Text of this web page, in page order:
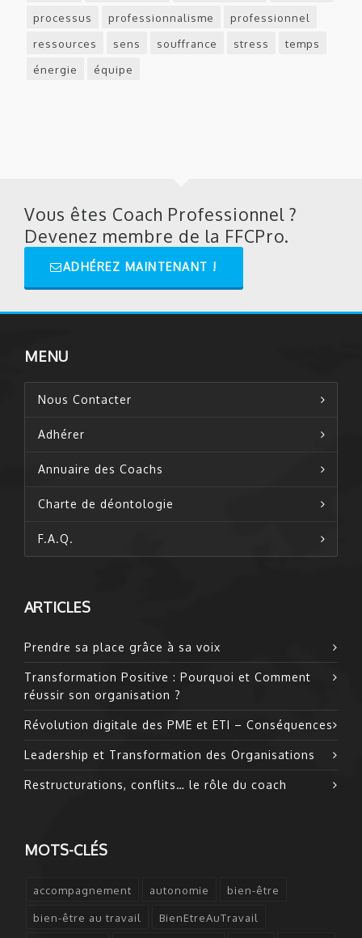
processus
professionnalisme
professionnel
ressources
sens souffrance stress
temps
énergie
équipe
Vous êtes Coach Professionnel ?
Devenez membre de la FFCPro.
ADHÉREZ MAINTENANT !
MENU
Nous Contacter
Adhérer
Annuaire des Coachs
Charte de déontologie
F.A.Q.
ARTICLES
Prendre sa place grâce à sa voix
Transformation Positive : Pourquoi et Comment
réussir son organisation ?
Révolution digitale des PME et ETI – Conséquences
Leadership et Transformation des Organisations
Restructurations, conflits… le rôle du coach
MOTS-CLÉS
accompagnement autonomie bien-être
bien-être au travail BienEtreAuTravail